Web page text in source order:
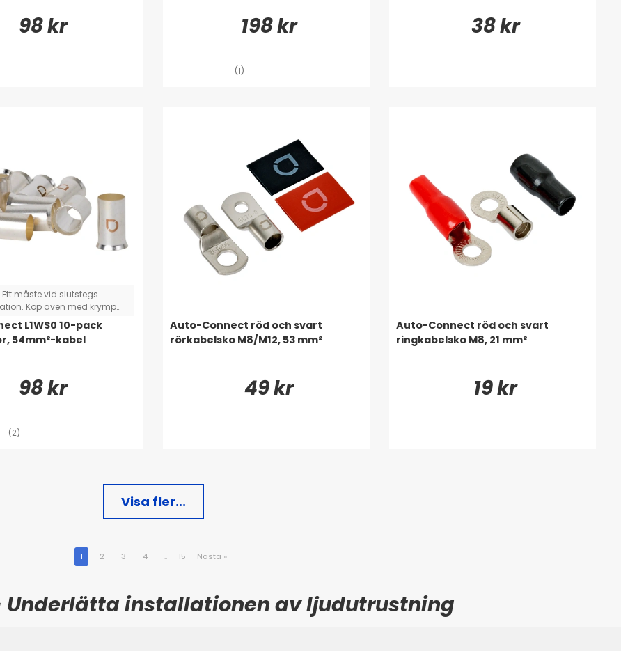
98 kr 198 kr
(1)
38 kr
Ett måste vid slutstegs
Köp även med krymp
så blir det väldigt snyggt!
L1WS0 10-pack
54mm²-kabel
98 kr
(2)
Auto-Connect röd och svart
rörkabelsko M8/M12, 53 mm²
49 kr
Auto-Connect röd och svart
ringkabelsko M8, 21 mm²
19 kr
Visa fler...
1 2 3 4 .. 15 Nästa »
installationen av ljudutrustning